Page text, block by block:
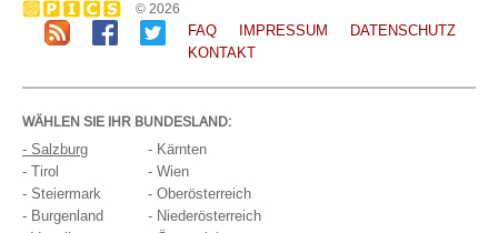
© 2026
FAQ IMPRESSUM
DATENSCHUTZ
KONTAKT
WÄHLEN SIE IHR BUNDESLAND:
- Salzburg
- Tirol
- Steiermark
- Burgenland
- Kärnten
- Wien
- Oberösterreich
- Niederösterreich